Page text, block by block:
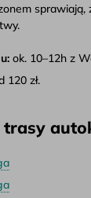
sprawiają,
ok. 10–12h z
120 zł.
trasy